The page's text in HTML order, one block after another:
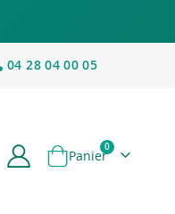
04 28 04 00 05
Panier
0articles